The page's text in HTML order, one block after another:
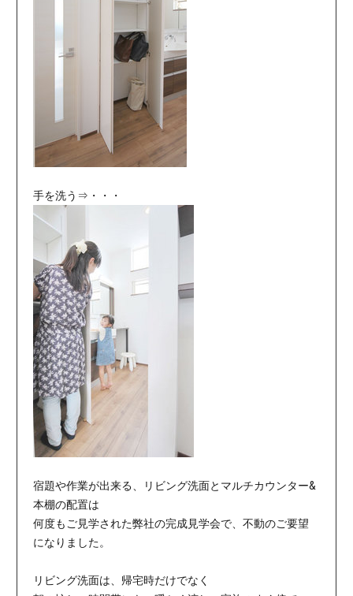
手を洗う⇒・・・
宿題や作業が出来る、リビング洗面とマルチカウンター&
本棚の配置は
何度もご見学された弊社の完成見学会で、不動のご要望
になりました。
リビング洗面は、帰宅時だけでなく